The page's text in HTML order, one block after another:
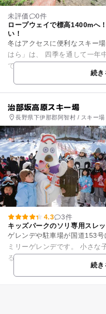
未評価
0件
ロープウェイで標高1400mへ
い！
冬はアクセスに便利なスキー場としてに
はら」は、 四季を通して一年中遊びに行けるアウトドアエリア
続き
治部坂高原スキー場
長野県下伊那郡阿智村 / スキー場
4.3
3件
キッズパークのソリ専用スレ
ゲレンデや駐車場が国道153
ミリーゲレンデです。 小さな子どもや初心者向けの緩斜面もあ
るので安心して滑れます。キ
続き